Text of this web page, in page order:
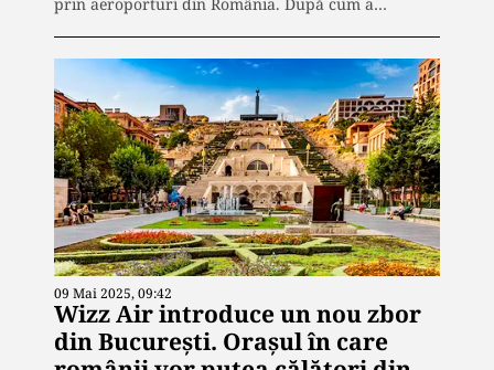
09 Mai 2025, 09:42
Wizz Air introduce un nou zbor
din București. Orașul în care